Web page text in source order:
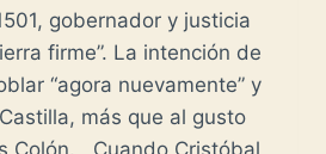
gobernador y justicia
firme”. La intención de
“agora nuevamente” y
más que al gusto
Colón. Cuando Cristóbal